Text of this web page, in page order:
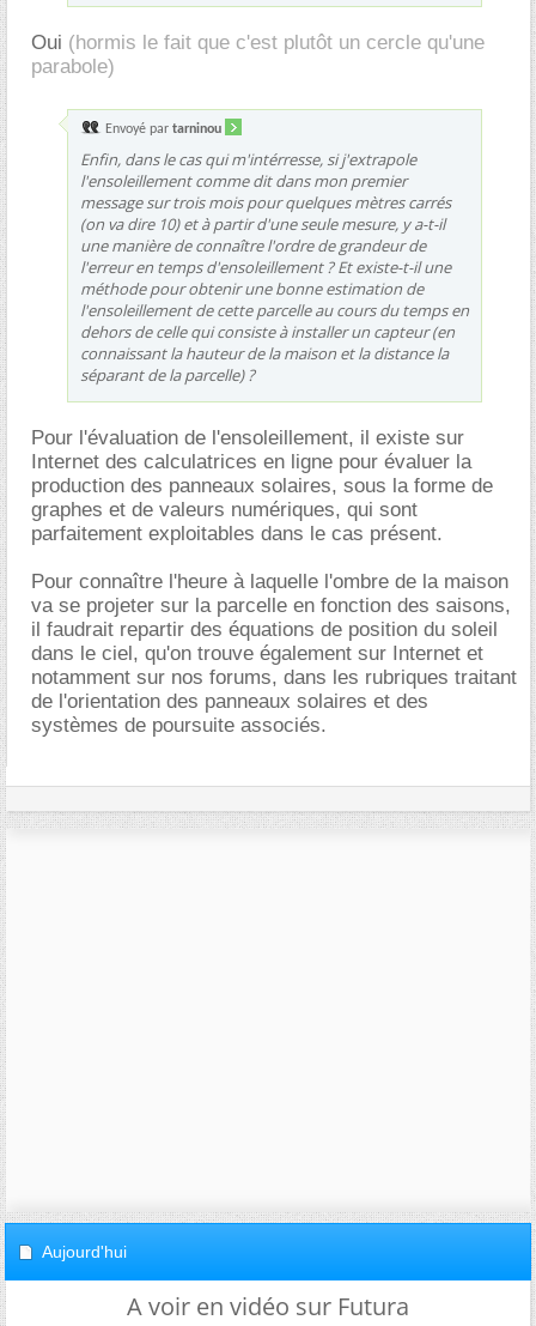
Oui (hormis le fait que c'est plutôt un cercle qu'une
parabole)
Envoyé par tarninou
Enfin, dans le cas qui m'intérresse, si j'extrapole
l'ensoleillement comme dit dans mon premier
message sur trois mois pour quelques mètres carrés
(on va dire 10) et à partir d'une seule mesure, y a-t-il
une manière de connaître l'ordre de grandeur de
l'erreur en temps d'ensoleillement ? Et existe-t-il une
méthode pour obtenir une bonne estimation de
l'ensoleillement de cette parcelle au cours du temps en
dehors de celle qui consiste à installer un capteur (en
connaissant la hauteur de la maison et la distance la
séparant de la parcelle) ?
Pour l'évaluation de l'ensoleillement, il existe sur
Internet des calculatrices en ligne pour évaluer la
production des panneaux solaires, sous la forme de
graphes et de valeurs numériques, qui sont
parfaitement exploitables dans le cas présent.
Pour connaître l'heure à laquelle l'ombre de la maison
va se projeter sur la parcelle en fonction des saisons,
il faudrait repartir des équations de position du soleil
dans le ciel, qu'on trouve également sur Internet et
notamment sur nos forums, dans les rubriques traitant
de l'orientation des panneaux solaires et des
systèmes de poursuite associés.
Aujourd'hui
A voir en vidéo sur Futura